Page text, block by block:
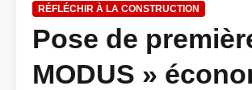
RÉFLÉCHIR À LA CONSTRUCTION
Pose de
MODUS »